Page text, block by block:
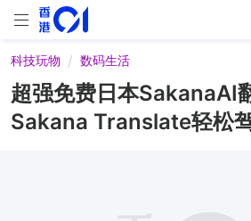
科技玩物 数码生活
超强免费日本SakanaAI
Sakana Translate轻松